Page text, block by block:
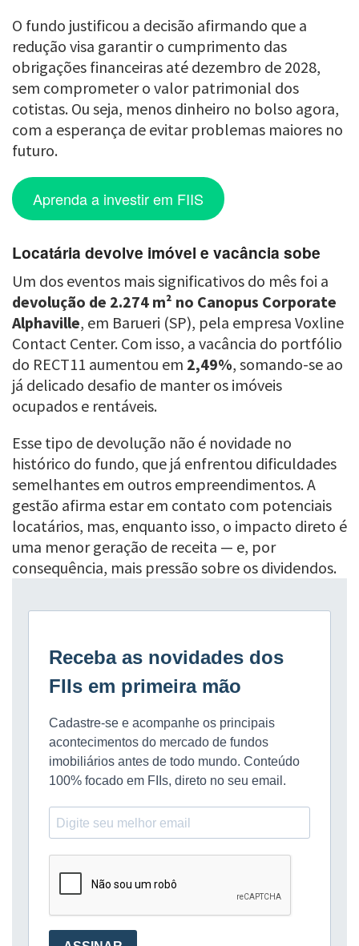
O fundo justificou a decisão afirmando que a
redução visa garantir o cumprimento das
obrigações financeiras até dezembro de 2028,
sem comprometer o valor patrimonial dos
cotistas. Ou seja, menos dinheiro no bolso agora,
com a esperança de evitar problemas maiores no
futuro.
Aprenda a investir em FIIS
Locatária devolve imóvel e vacância sobe
Um dos eventos mais significativos do mês foi a
devolução de 2.274 m² no Canopus Corporate
Alphaville, em Barueri (SP), pela empresa Voxline
Contact Center. Com isso, a vacância do portfólio
do RECT11 aumentou em 2,49%, somando-se ao
já delicado desafio de manter os imóveis
ocupados e rentáveis.
Esse tipo de devolução não é novidade no
histórico do fundo, que já enfrentou dificuldades
semelhantes em outros empreendimentos. A
gestão afirma estar em contato com potenciais
locatários, mas, enquanto isso, o impacto direto é
uma menor geração de receita — e, por
consequência, mais pressão sobre os dividendos.